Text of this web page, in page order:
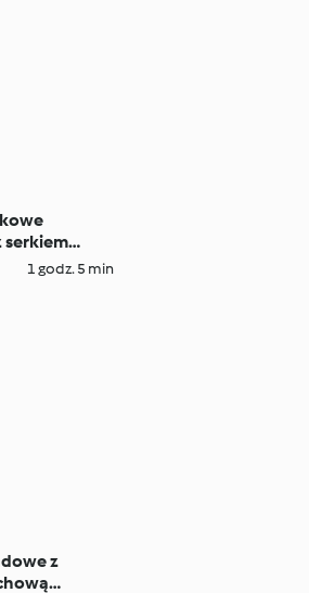
serkiem
1 godz. 5 min
z